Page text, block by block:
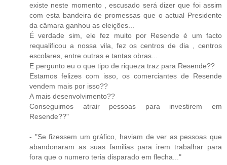
existe neste momento , escusado será dizer que foi assim
com esta bandeira de promessas que o actual Presidente
da câmara ganhou as eleições...
É verdade sim, ele fez muito por Resende é um facto
requalificou a nossa vila, fez os centros de dia , centros
escolares, entre outras e tantas obras...
E pergunto eu o que tipo de riqueza traz para Resende??
Estamos felizes com isso, os comerciantes de Resende
vendem mais por isso??
A mais desenvolvimento??
Conseguimos atrair pessoas para investirem em
Resende??"
- "Se fizessem um gráfico, haviam de ver as pessoas que
abandonaram as suas familias para irem trabalhar para
fora que o numero teria disparado em flecha..."